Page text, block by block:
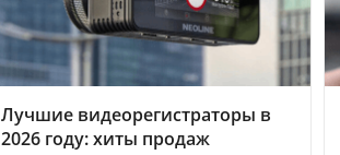
Лучшие видеорегистраторы в
2026 году: хиты продаж